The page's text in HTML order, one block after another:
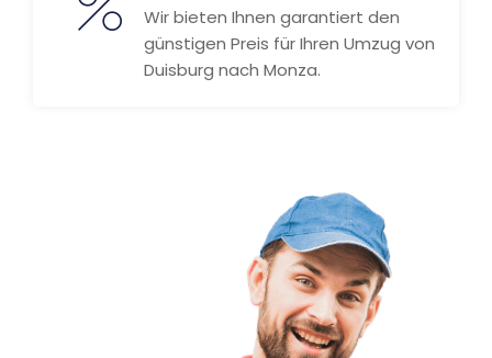
Wir bieten Ihnen garantiert den
günstigen Preis für Ihren Umzug von
Duisburg nach Monza.